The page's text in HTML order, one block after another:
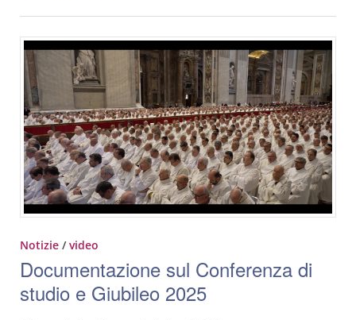
Notizie /video
Documentazione sul Conferenza di
studio e Giubileo 2025